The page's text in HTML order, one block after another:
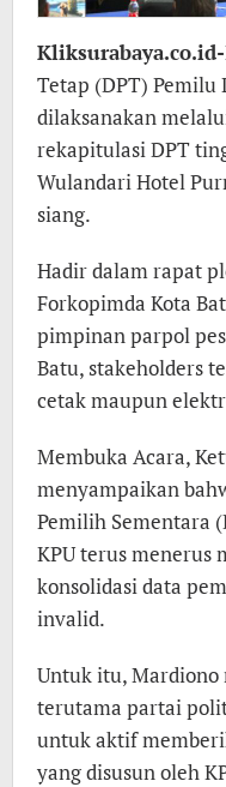
Kliksurabaya.co.id-
Tetap (DPT) Pemilu
dilaksanakan
rekapitulasi DPT
Wulandari Hotel
siang.
Hadir dalam rapat
Forkopimda Kota
pimpinan parpol
Batu, stakeholders
cetak maupun
Membuka Acara,
menyampaikan
Pemilih Sementara
KPU terus menerus
konsolidasi data
invalid.
Untuk itu, Mardiono
terutama partai
untuk aktif
yang disusun oleh